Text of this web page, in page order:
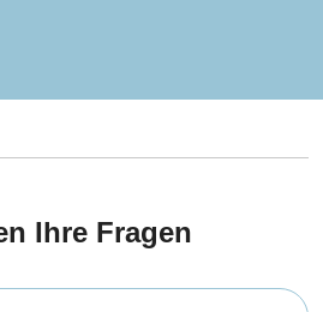
Ihre Fragen